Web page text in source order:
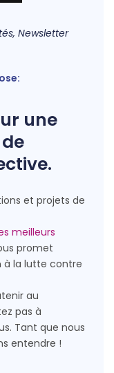
, Newsletter
une
et projets de
meilleurs
promet
à la lutte contre
au
pas à
Tant que nous
entendre !